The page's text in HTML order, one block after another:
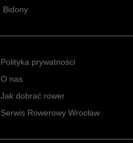
Bidony
Polityka prywatności
O nas
Jak dobrać rower
Serwis Rowerowy Wrocław